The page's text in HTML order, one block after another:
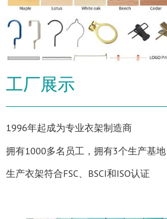
工厂展示
1996年起成为专业衣架制造商
拥有1000多名员工，拥有3个生产基地
生产衣架符合FSC、BSCI和ISO认证